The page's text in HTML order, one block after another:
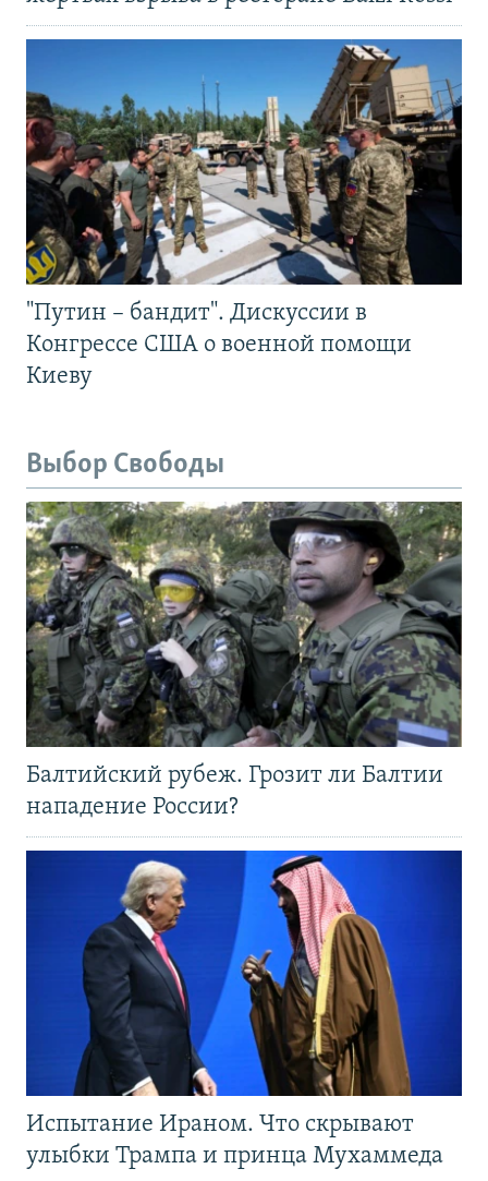
"Путин – бандит". Дискуссии в
Конгрессе США о военной помощи
Киеву
Выбор Свободы
Балтийский рубеж. Грозит ли Балтии
нападение России?
Испытание Ираном. Что скрывают
улыбки Трампа и принца Мухаммеда